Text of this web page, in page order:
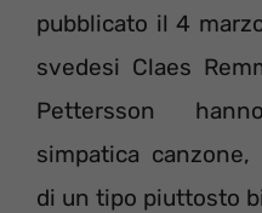
pubblicato il 4
svedesi Claes
Pettersson
simpatica
di un tipo piuttosto